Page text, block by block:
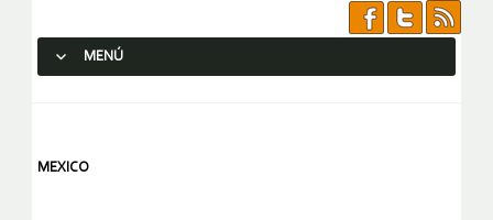
MENÚ
MEXICO